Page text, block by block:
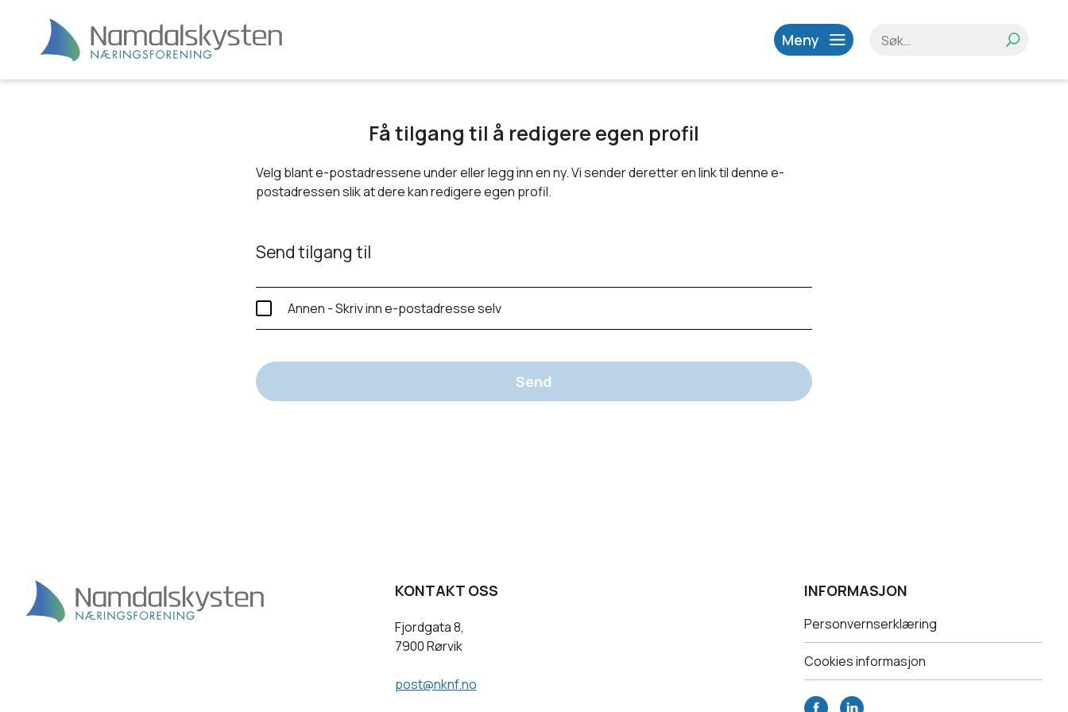
Meny
Få tilgang til å redigere egen profil
Velg blant e-postadressene under eller legg inn en ny. Vi sender deretter en link til denne e-
postadressen slik at dere kan redigere egen profil.
Send tilgang til
Annen - Skriv inn e-postadresse selv
Send
KONTAKT OSS
Fjordgata 8,
7900 Rørvik
post@nknf.no
INFORMASJON
Personvernserklæring
Cookies informasjon